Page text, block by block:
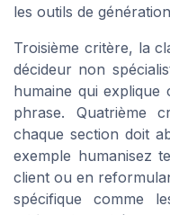
les outils de
Troisième critère, la
décideur non
humaine qui explique
phrase. Quatrième
chaque section doit
exemple humanisez
client ou en
spécifique comme